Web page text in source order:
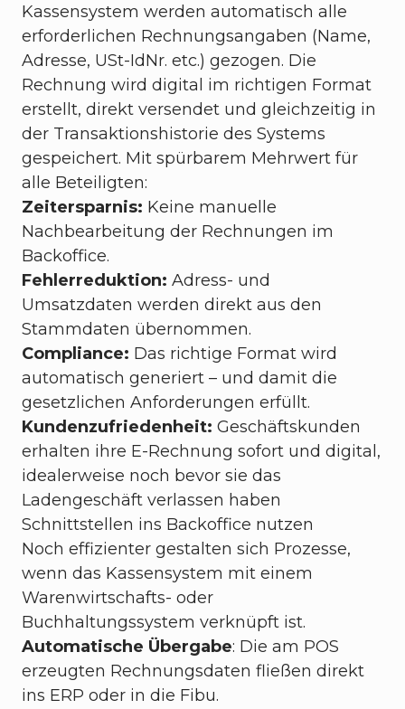
Kassensystem werden automatisch alle
erforderlichen Rechnungsangaben (Name,
Adresse, USt-IdNr. etc.) gezogen. Die
Rechnung wird digital im richtigen Format
erstellt, direkt versendet und gleichzeitig in
der Transaktionshistorie des Systems
gespeichert. Mit spürbarem Mehrwert für
alle Beteiligten:
Zeitersparnis: Keine manuelle
Nachbearbeitung der Rechnungen im
Backoffice.
Fehlerreduktion: Adress- und
Umsatzdaten werden direkt aus den
Stammdaten übernommen.
Compliance: Das richtige Format wird
automatisch generiert – und damit die
gesetzlichen Anforderungen erfüllt.
Kundenzufriedenheit: Geschäftskunden
erhalten ihre E-Rechnung sofort und digital,
idealerweise noch bevor sie das
Ladengeschäft verlassen haben
Schnittstellen ins Backoffice nutzen
Noch effizienter gestalten sich Prozesse,
wenn das Kassensystem mit einem
Warenwirtschafts- oder
Buchhaltungssystem verknüpft ist.
Automatische Übergabe: Die am POS
erzeugten Rechnungsdaten fließen direkt
ins ERP oder in die Fibu.